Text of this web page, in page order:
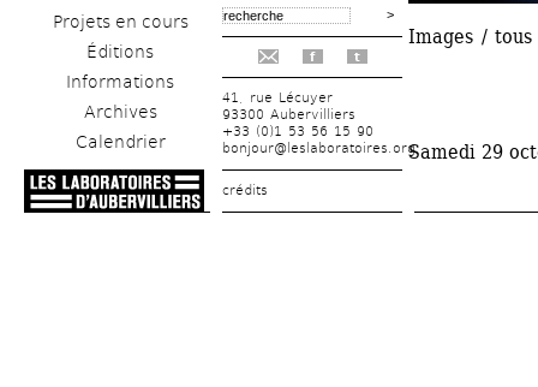
Projets en cours
Éditions
Informations
Archives
Calendrier
f t
41, rue Lécuyer
93300 Aubervilliers
+33 (0)1 53 56 15 90
bonjour@leslaboratoires.org
crédits
Images /
Samedi 29